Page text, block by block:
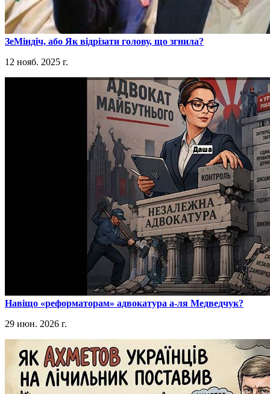
​ЗеМіндіч, або Як відрізати голову, що згнила?
12 нояб. 2025 г.
​Навіщо «реформаторам» адвокатура а-ля Медведчук?
29 июн. 2026 г.